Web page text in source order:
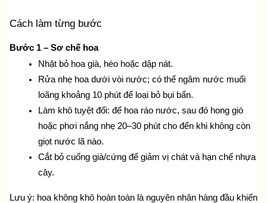
Cách làm từng bước
Bước 1 – Sơ chế hoa
Nhặt bỏ hoa già, héo hoặc dập nát.
Rửa nhẹ hoa dưới vòi nước; có thể ngâm nước muối
loãng khoảng 10 phút để loại bỏ bụi bẩn.
Làm khô tuyệt đối: để hoa ráo nước, sau đó hong gió
hoặc phơi nắng nhẹ 20–30 phút cho đến khi không còn
giọt nước lã nào.
Cắt bỏ cuống già/cứng để giảm vị chát và hạn chế nhựa
cây.
Lưu ý: hoa không khô hoàn toàn là nguyên nhân hàng đầu khiến